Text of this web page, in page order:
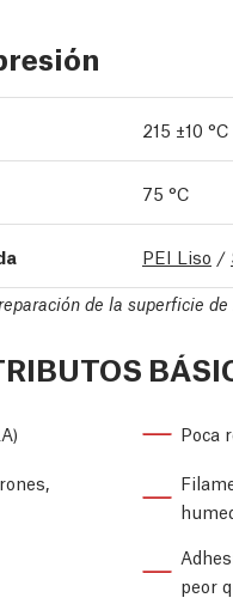
215 ±10 °C
75 °C
PEI Liso /
de la superficie
Poca
peor